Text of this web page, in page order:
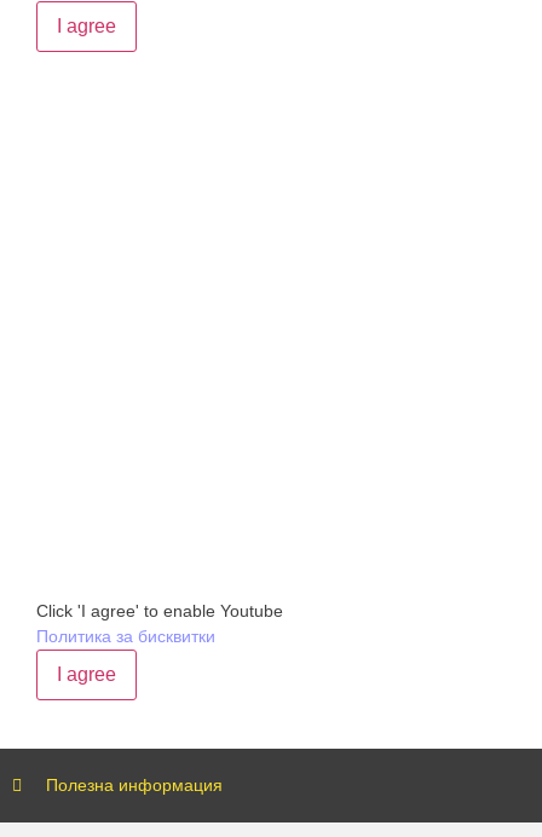
I agree
Click 'I agree' to enable Youtube
Политика за бисквитки
I agree
Полезна информация